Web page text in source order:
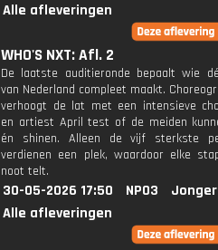
Alle afleveringen
WHO'S NXT: Afl. 2
De laatste auditieronde bepaalt wie
van Nederland compleet maakt.
verhoogt de lat met een intensieve
en artiest April test of de meiden
én shinen. Alleen de vijf sterkste
verdienen een plek, waardoor elke
noot telt.
30-05-2026 17:50 NPO3
Alle afleveringen